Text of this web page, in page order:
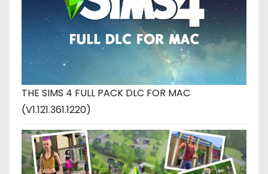
THE SIMS 4 FULL PACK DLC FOR MAC
(V1.121.361.1220)